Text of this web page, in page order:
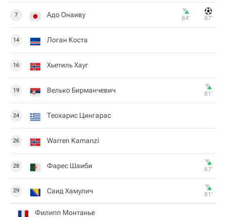
7 Адо Онаиву 84‎’‎ 87‎’‎
14 Логан Коста
16 Хьетиль Хауг
19 Велько Бирманчевич 81‎’‎
24 Теохарис Цингарас
26 Warren Kamanzi
28 Фарес Шаиби 67‎’‎
29 Саид Хамулич 81‎’‎
Филипп Монтанье